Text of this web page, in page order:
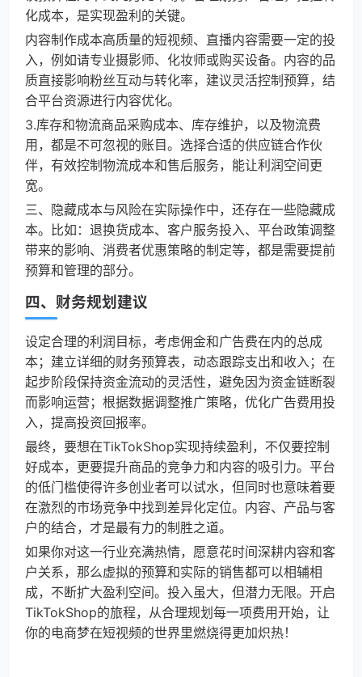
化成本，是实现盈利的关键。
内容制作成本高质量的短视频、直播内容需要一定的投
入，例如请专业摄影师、化妆师或购买设备。内容的品
质直接影响粉丝互动与转化率，建议灵活控制预算，结
合平台资源进行内容优化。
3.库存和物流商品采购成本、库存维护，以及物流费
用，都是不可忽视的账目。选择合适的供应链合作伙
伴，有效控制物流成本和售后服务，能让利润空间更
宽。
三、隐藏成本与风险在实际操作中，还存在一些隐藏成
本。比如：退换货成本、客户服务投入、平台政策调整
带来的影响、消费者优惠策略的制定等，都是需要提前
预算和管理的部分。
四、财务规划建议
设定合理的利润目标，考虑佣金和广告费在内的总成
本；建立详细的财务预算表，动态跟踪支出和收入；在
起步阶段保持资金流动的灵活性，避免因为资金链断裂
而影响运营；根据数据调整推广策略，优化广告费用投
入，提高投资回报率。
最终，要想在TikTokShop实现持续盈利，不仅要控制
好成本，更要提升商品的竞争力和内容的吸引力。平台
的低门槛使得许多创业者可以试水，但同时也意味着要
在激烈的市场竞争中找到差异化定位。内容、产品与客
户的结合，才是最有力的制胜之道。
如果你对这一行业充满热情，愿意花时间深耕内容和客
户关系，那么虚拟的预算和实际的销售都可以相辅相
成，不断扩大盈利空间。投入虽大，但潜力无限。开启
TikTokShop的旅程，从合理规划每一项费用开始，让
你的电商梦在短视频的世界里燃烧得更加炽热！